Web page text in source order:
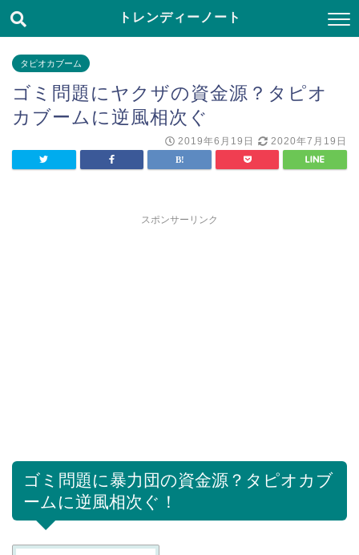
トレンディーノート
タピオカブーム
ゴミ問題にヤクザの資金源？タピオ
カブームに逆風相次ぐ
2019年6月19日 2020年7月19日
スポンサーリンク
ゴミ問題に暴力団の資金源？タピオカブ
ームに逆風相次ぐ！